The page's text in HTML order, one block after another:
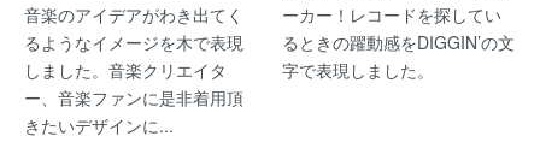
音楽のアイデアがわき出てく
るようなイメージを木で表現
しました。音楽クリエイタ
ー、音楽ファンに是非着用頂
きたいデザインに...
ーカー！レコードを探してい
るときの躍動感をDIGGIN’の文
字で表現しました。